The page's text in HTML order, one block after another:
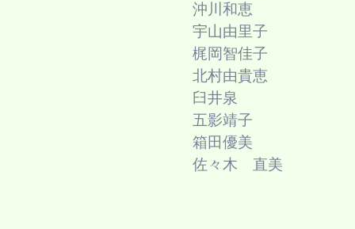
沖川和恵
宇山由里子
梶岡智佳子
北村由貴恵
臼井泉
五影靖子
​箱田優美
佐々木 直美